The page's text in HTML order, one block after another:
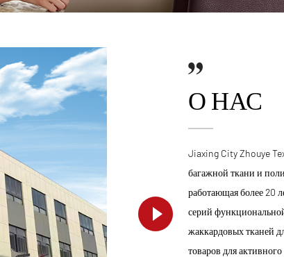
О НАС
Jiaxing City Zhouye
багажной ткани и
работающая более 20
серий
жаккардовых тканей
товаров для